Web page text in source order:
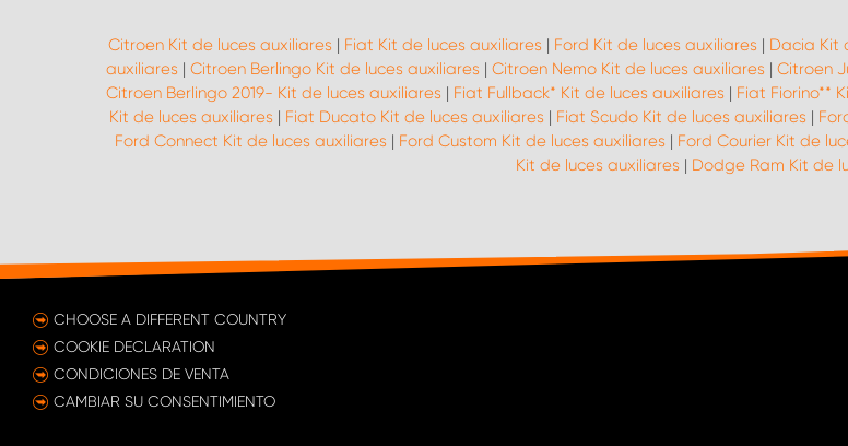
Citroen Kit de luces auxiliares | Fiat Kit de luces auxiliares | Ford Kit de luces auxiliares | Dacia Kit
auxiliares | Citroen Berlingo Kit de luces auxiliares | Citroen Nemo Kit de luces auxiliares | Citroen
Citroen Berlingo 2019- Kit de luces auxiliares | Fiat Fullback* Kit de luces auxiliares | Fiat Fiorino**
Kit de luces auxiliares | Fiat Ducato Kit de luces auxiliares | Fiat Scudo Kit de luces auxiliares |
Ford Connect Kit de luces auxiliares | Ford Custom Kit de luces auxiliares | Ford Courier Kit de
Kit de luces auxiliares | Dodge Ram Kit de
CHOOSE A DIFFERENT COUNTRY
COOKIE DECLARATION
CONDICIONES DE VENTA
CAMBIAR SU CONSENTIMIENTO